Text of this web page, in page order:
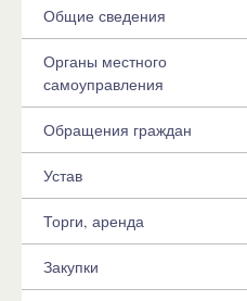
Общие сведения
Органы местного
самоуправления
Обращения граждан
Устав
Торги, аренда
Закупки